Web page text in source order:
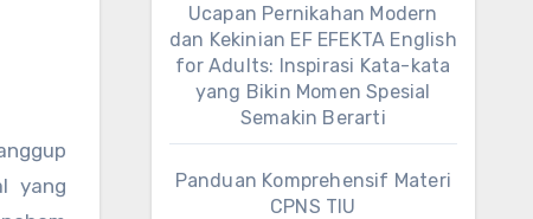
yang
Ucapan Pernikahan Modern
dan Kekinian EF EFEKTA English
for Adults: Inspirasi Kata-kata
yang Bikin Momen Spesial
Semakin Berarti
Panduan Komprehensif Materi
CPNS TIU